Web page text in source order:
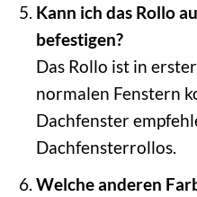
Kann ich das Rollo
befestigen?
Das Rollo ist in
normalen Fenstern
Dachfenster
Dachfensterrollos.
Welche anderen